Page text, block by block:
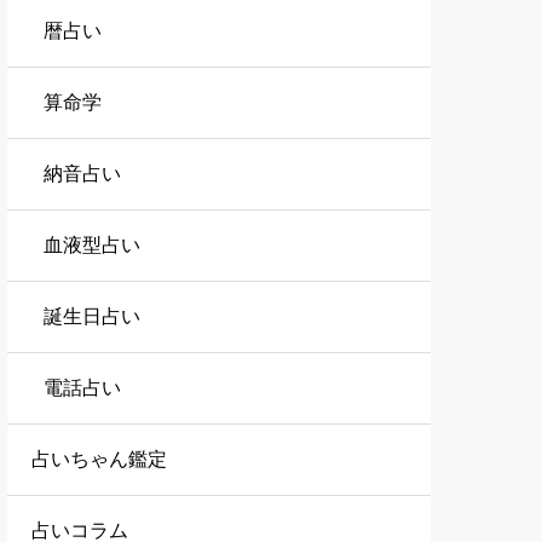
暦占い
算命学
納音占い
血液型占い
誕生日占い
電話占い
占いちゃん鑑定
占いコラム